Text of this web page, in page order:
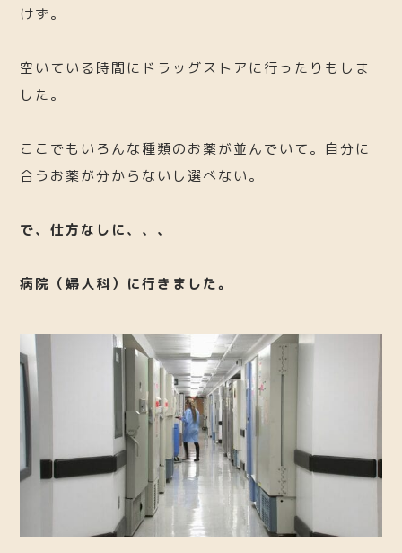
けず。
空いている時間にドラッグストアに行ったりもしま
した。
ここでもいろんな種類のお薬が並んでいて。自分に
合うお薬が分からないし選べない。
で、仕方なしに、、、
病院（婦人科）に行きました。